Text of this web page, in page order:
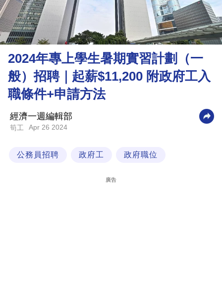
樓
市
理
財
業
科
技
2024年專上學生暑期實習計劃（一
般）招聘｜起薪$11,200 附政府工入
職條件+申請方法
經濟一週編輯部
筍工 Apr 26 2024
公務員招聘 政府工 政府職位
廣告